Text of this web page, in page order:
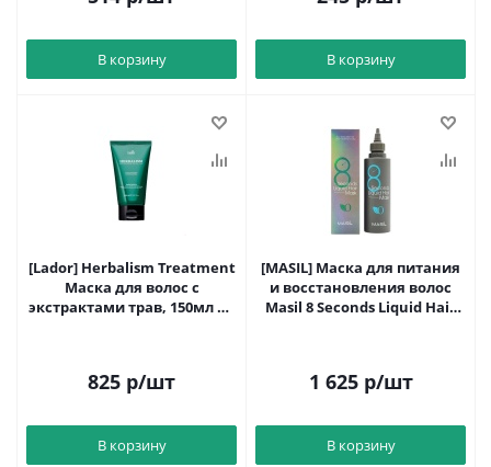
В корзину В корзину
[Lador] Herbalism Treatment
Маска для волос с
экстрактами трав, 150мл до
825 р/шт
В корзину
[MASIL] Маска для питания
и восстановления волос
Masil 8 Seconds Liquid Hair
1 625р/шт
В корзину